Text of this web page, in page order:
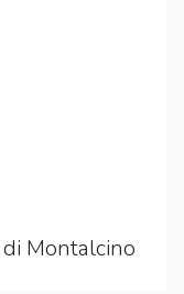
Montalcino